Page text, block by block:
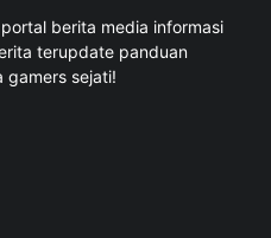
berita media informasi
terupdate panduan
gamers sejati!